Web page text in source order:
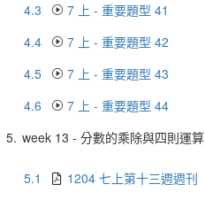
4.3
7 上 - 重要題型 41
4.4
7 上 - 重要題型 42
4.5
7 上 - 重要題型 43
4.6
7 上 - 重要題型 44
5. week 13 - 分數的乘除與四則運算
5.1
1204 七上第十三週週刊